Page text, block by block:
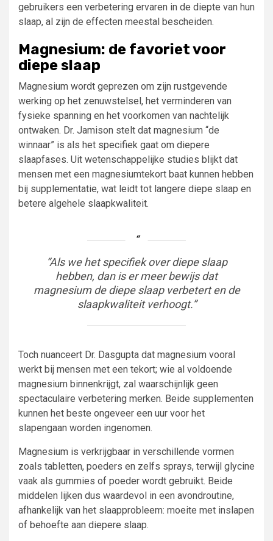
gebruikers een verbetering ervaren in de diepte van hun
slaap, al zijn de effecten meestal bescheiden.
Magnesium: de favoriet voor
diepe slaap
Magnesium wordt geprezen om zijn rustgevende
werking op het zenuwstelsel, het verminderen van
fysieke spanning en het voorkomen van nachtelijk
ontwaken. Dr. Jamison stelt dat magnesium “de
winnaar” is als het specifiek gaat om diepere
slaapfases. Uit wetenschappelijke studies blijkt dat
mensen met een magnesiumtekort baat kunnen hebben
bij supplementatie, wat leidt tot langere diepe slaap en
betere algehele slaapkwaliteit.
“Als we het specifiek over diepe slaap
hebben, dan is er meer bewijs dat
magnesium de diepe slaap verbetert en de
slaapkwaliteit verhoogt.”
Toch nuanceert Dr. Dasgupta dat magnesium vooral
werkt bij mensen met een tekort; wie al voldoende
magnesium binnenkrijgt, zal waarschijnlijk geen
spectaculaire verbetering merken. Beide supplementen
kunnen het beste ongeveer een uur voor het
slapengaan worden ingenomen.
Magnesium is verkrijgbaar in verschillende vormen
zoals tabletten, poeders en zelfs sprays, terwijl glycine
vaak als gummies of poeder wordt gebruikt. Beide
middelen lijken dus waardevol in een avondroutine,
afhankelijk van het slaapprobleem: moeite met inslapen
of behoefte aan diepere slaap.